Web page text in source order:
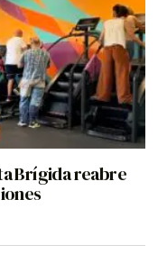
Brígida reabre